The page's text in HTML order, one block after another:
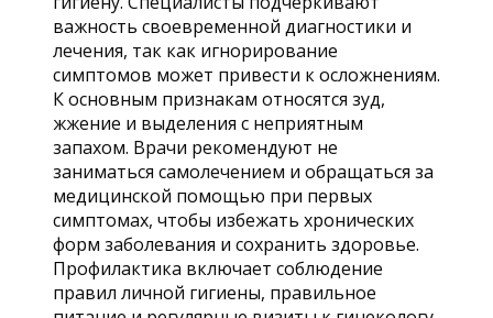
важность своевременной диагностики и
лечения, так как игнорирование
симптомов может привести к осложнениям.
К основным признакам относятся зуд,
жжение и выделения с неприятным
запахом. Врачи рекомендуют не
заниматься самолечением и обращаться за
медицинской помощью при первых
симптомах, чтобы избежать хронических
форм заболевания и сохранить здоровье.
Профилактика включает соблюдение
правил личной гигиены, правильное